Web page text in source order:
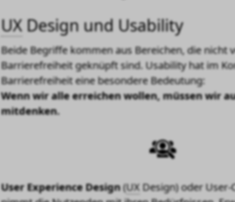
UXDesign und Usability
Beide Begriffe kommen aus Bereichen, die nicht
Barrierefreiheit geknüpft sind.Usabilityhat im
Barrierefreiheit eine besondere Bedeutung:
Wenn wir alle erreichen wollen, müssen wir
mitdenken.
User Experience Design(UXDesign)oderUser-